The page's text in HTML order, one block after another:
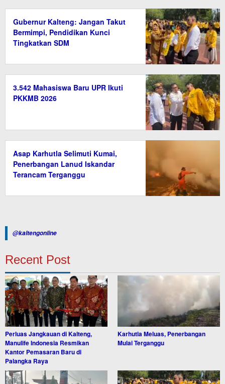
Gubernur Kalteng: Jangan Takut
Bermimpi, Pendidikan Kunci
Tingkatkan SDM
3.542 Mahasiswa Baru UPR Ikuti
PKKMB 2026
Asap Karhutla Selimuti Kumai,
Penerbangan Lanud Iskandar
Terancam Terganggu
@kaltengonline
Recent Post
Perluas Jangkauan di Kalteng,
Manulife Indonesia Resmikan
Kantor Pemasaran Baru di
Palangka Raya
Karhutla Meluas, Penerbangan
Mulai Terganggu